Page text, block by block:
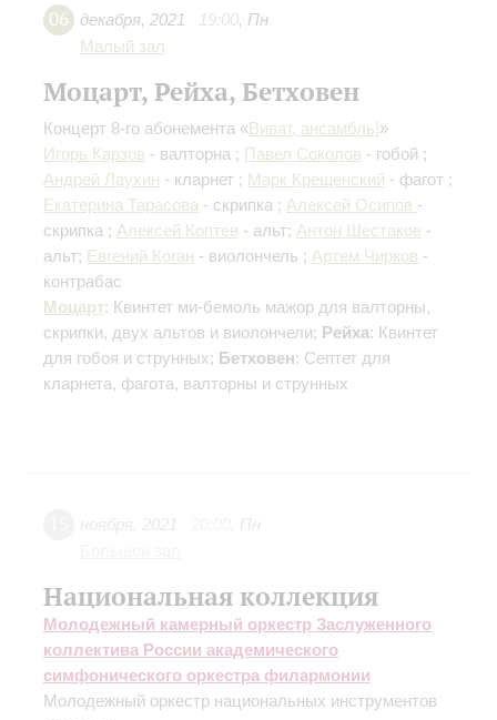
06 декабря, 2021 19:00, Пн
Малый зал
Моцарт, Рейха, Бетховен
Концерт 8-го абонемента «Виват, ансамбль!»
Игорь Карзов - валторна ; Павел Соколов - гобой ;
Андрей Лаухин - кларнет ; Марк Крещенский - фагот ;
Екатерина Тарасова - скрипка ; Алексей Осипов -
скрипка ; Алексей Коптев - альт; Антон Шестаков -
альт; Евгений Коган - виолончель ; Артем Чирков -
контрабас
Моцарт: Квинтет ми-бемоль мажор для валторны,
скрипки, двух альтов и виолончели; Рейха: Квинтет
для гобоя и струнных; Бетховен: Септет для
кларнета, фагота, валторны и струнных
Национальная коллекция
Молодежный камерный оркестр Заслуженного
коллектива России академического
симфонического оркестра филармонии
Молодежный оркестр национальных инструментов